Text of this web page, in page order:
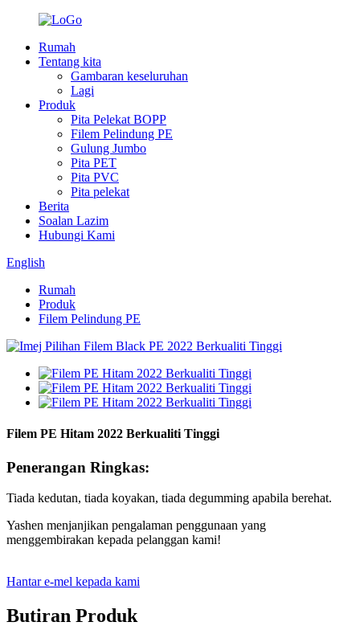
Rumah
Tentang kita
Gambaran keseluruhan
Lagi
Produk
Pita Pelekat BOPP
Filem Pelindung PE
Gulung Jumbo
Pita PET
Pita PVC
Pita pelekat
Berita
Soalan Lazim
Hubungi Kami
English
Rumah
Produk
Filem Pelindung PE
Filem PE Hitam 2022 Berkualiti Tinggi
Penerangan Ringkas:
Tiada kedutan, tiada koyakan, tiada degumming apabila berehat.
Yashen menjanjikan pengalaman penggunaan yang
menggembirakan kepada pelanggan kami!
Hantar e-mel kepada kami
Butiran Produk